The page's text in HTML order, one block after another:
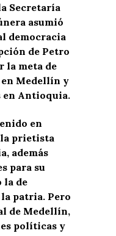
Secretaría
asumió
democracia
de Petro
la meta de
Medellín y
en Antioquia.
en
prietista
además
para su
de
patria. Pero
de Medellín,
políticas y